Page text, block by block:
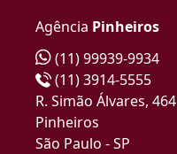
Agência Pinheiros
(11) 99939-9934
(11) 3914-5555
R. Simão Álvares, 464
Pinheiros
São Paulo - SP